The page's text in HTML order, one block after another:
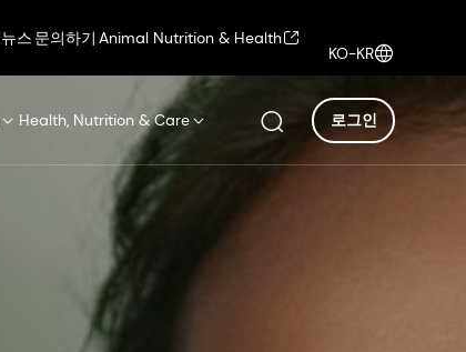
뉴스 문의하기 Animal Nutrition & Health
KO-KR
Health, Nutrition & Care 로그인